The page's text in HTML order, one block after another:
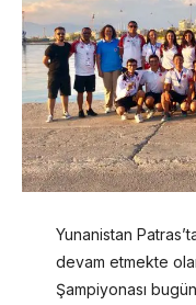
Yunanistan
devam etmekte
Şampiyonası